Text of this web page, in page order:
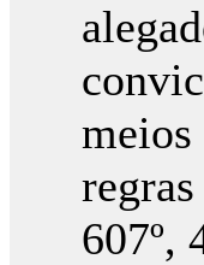
meios
607º,